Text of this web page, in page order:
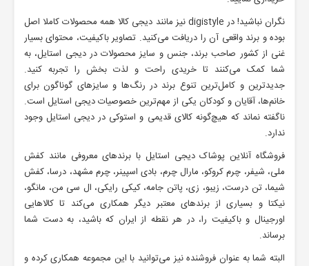
نگران نباشید! در digistyle نیز مانند دیجی کالا همه محصولات کاملا اصل
بوده و برند واقعی آن را دریافت می‌کنید. تصاویر باکیفیت، محتوای بسیار
غنی از کشور صاحب برند، جنس و سایز محصولات در دیجی استایل، به
شما کمک می‌کنند تا خریدی راحت و لذت بخش را تجربه کنید.
جدیدترین و کامل‌ترین تنوع برند در رنگ‌ها و سایزهای گوناگون برای
خانم‌ها، آقایان و کودکان یکی از مهم‌ترین خصوصیات دیجی ‌استایل است.
ناگفته نماند که هیچ‌گونه کالای قدیمی و استوکی در دیجی استایل وجود
ندارد.
فروشگاه آنلاین پوشاک دیجی استایل با برندهای معروفی مانند کفش
ملی، شیفر، چرم کروکو، مارال چرم، بادی اسپینر، چرم مشهد، درسا، کفش
شیما، تن درست، زیبو، زی، پاتن جامه، کیکی رایکی، ال سی من، مانگو،
نیکتا و بسیاری از برندهای معتبر دیگر همکاری می‌کند تا کالاهایی
اورجینال و باکیفیت را، در هر نقطه از ایران که باشید، به دست شما
برساند.
البته شما به عنوان فروشنده نیز می‌توانید با این مجموعه همکاری کرده و